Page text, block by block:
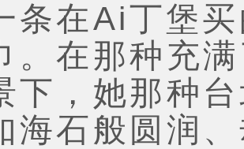
条在Ai丁堡
。在那种充
下，她那种
海石般圆润